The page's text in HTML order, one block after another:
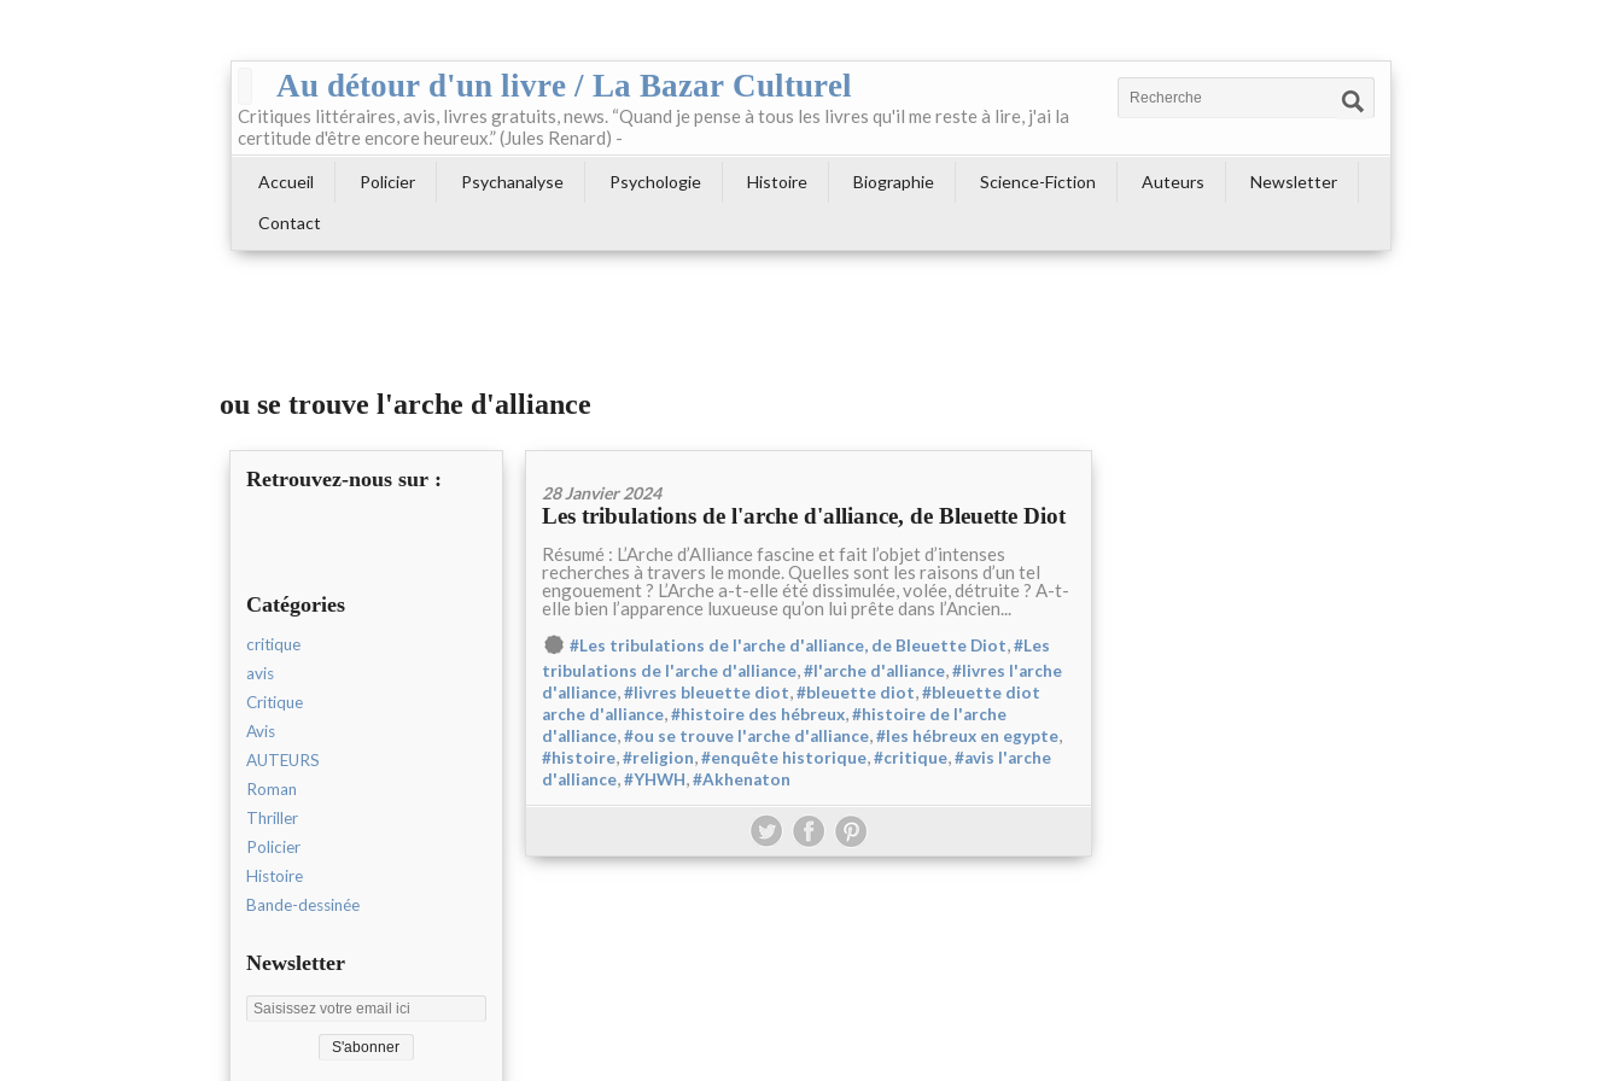
Au détour d'un livre / La Bazar Culturel
Critiques littéraires, avis, livres gratuits, news. “Quand je pense à tous les livres qu'il me reste à lire, j'ai la
certitude d'être encore heureux.” (Jules Renard) -
Accueil Policier Psychanalyse Psychologie Histoire Biographie Science-Fiction Auteurs
Newsletter
Contact
ou se trouve l'arche d'alliance
Retrouvez-nous sur :
Catégories
critique
avis
Critique
Avis
AUTEURS
Roman
Thriller
Policier
Histoire
Bande-dessinée
Newsletter
28 Janvier 2024
Les tribulations de l'arche d'alliance, de Bleuette Diot
Résumé : L’Arche d’Alliance fascine et fait l’objet d’intenses
recherches à travers le monde. Quelles sont les raisons d’un tel
engouement ? L’Arche a-t-elle été dissimulée, volée, détruite ? A-t-
elle bien l’apparence luxueuse qu’on lui prête dans l’Ancien...
#Les tribulations de l'arche d'alliance, de Bleuette Diot,#Les
tribulations de l'arche d'alliance,#l'arche d'alliance,#livres l'arche
d'alliance,#livres bleuette diot,#bleuette diot,#bleuette diot
arche d'alliance,#histoire des hébreux,#histoire de l'arche
d'alliance,#ou se trouve l'arche d'alliance,#les hébreux en egypte,
#histoire,#religion,#enquête historique,#critique,#avis l'arche
d'alliance,#YHWH,#Akhenaton